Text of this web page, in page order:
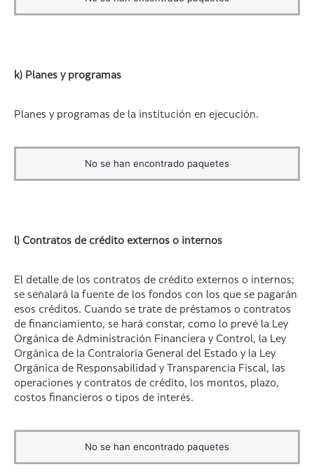
k) Planes y programas
Planes y programas de la institución en ejecución.
No se han encontrado paquetes
l) Contratos de crédito externos o internos
El detalle de los contratos de crédito externos o internos;
se señalará la fuente de los fondos con los que se pagarán
esos créditos. Cuando se trate de préstamos o contratos
de financiamiento, se hará constar, como lo prevé la Ley
Orgánica de Administración Financiera y Control, la Ley
Orgánica de la Contraloría General del Estado y la Ley
Orgánica de Responsabilidad y Transparencia Fiscal, las
operaciones y contratos de crédito, los montos, plazo,
costos financieros o tipos de interés.
No se han encontrado paquetes